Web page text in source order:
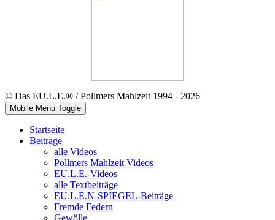
© Das EU.L.E.® / Pollmers Mahlzeit 1994 - 2026
Mobile Menu Toggle
Startseite
Beiträge
alle Videos
Pollmers Mahlzeit Videos
EU.L.E.-Videos
alle Textbeiträge
EU.L.E.N-SPIEGEL-Beiträge
Fremde Federn